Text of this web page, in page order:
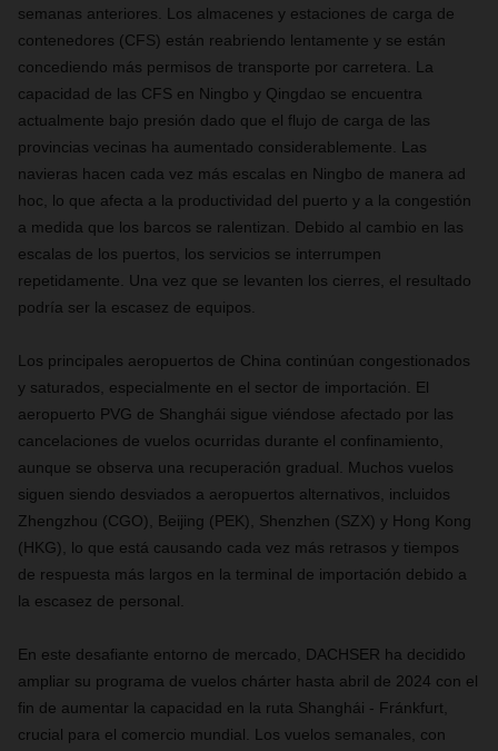
semanas anteriores. Los almacenes y estaciones de carga de
contenedores (CFS) están reabriendo lentamente y se están
concediendo más permisos de transporte por carretera. La
capacidad de las CFS en Ningbo y Qingdao se encuentra
actualmente bajo presión dado que el flujo de carga de las
provincias vecinas ha aumentado considerablemente. Las
navieras hacen cada vez más escalas en Ningbo de manera ad
hoc, lo que afecta a la productividad del puerto y a la congestión
a medida que los barcos se ralentizan. Debido al cambio en las
escalas de los puertos, los servicios se interrumpen
repetidamente. Una vez que se levanten los cierres, el resultado
podría ser la escasez de equipos.
Los principales aeropuertos de China continúan congestionados
y saturados, especialmente en el sector de importación. El
aeropuerto PVG de Shanghái sigue viéndose afectado por las
cancelaciones de vuelos ocurridas durante el confinamiento,
aunque se observa una recuperación gradual. Muchos vuelos
siguen siendo desviados a aeropuertos alternativos, incluidos
Zhengzhou (CGO), Beijing (PEK), Shenzhen (SZX) y Hong Kong
(HKG), lo que está causando cada vez más retrasos y tiempos
de respuesta más largos en la terminal de importación debido a
la escasez de personal.
En este desafiante entorno de mercado, DACHSER ha decidido
ampliar su programa de vuelos chárter hasta abril de 2024 con el
fin de aumentar la capacidad en la ruta Shanghái - Fránkfurt,
crucial para el comercio mundial. Los vuelos semanales, con